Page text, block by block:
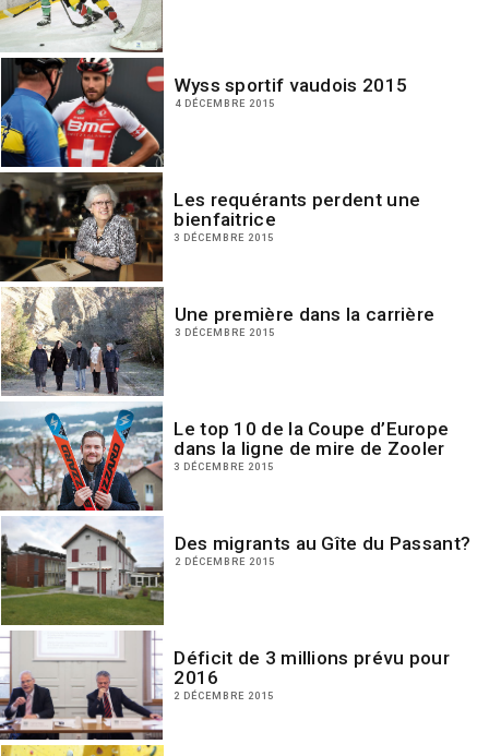
Wyss sportif vaudois 2015
4 DÉCEMBRE 2015
Les requérants perdent une
bienfaitrice
3 DÉCEMBRE 2015
Une première dans la carrière
3 DÉCEMBRE 2015
Le top 10 de la Coupe d’Europe
dans la ligne de mire de Zooler
3 DÉCEMBRE 2015
Des migrants au Gîte du Passant?
2 DÉCEMBRE 2015
Déficit de 3 millions prévu pour
2016
2 DÉCEMBRE 2015